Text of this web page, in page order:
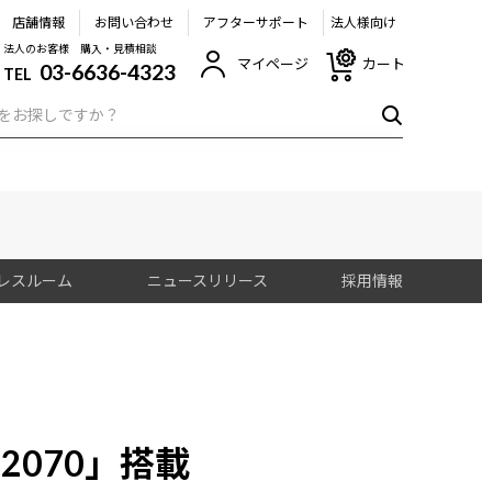
店舗情報 お問い合わせ アフターサポート 法人様向け
法人のお客様 購入・見積相談
TEL 03-6636-4323 マイページ カート
スルーム ニュースリリース 採用情報
」搭載